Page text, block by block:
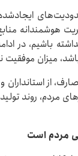
هوشمندانه
باشیم، در
میزان
از
مردم، روند
مردم است